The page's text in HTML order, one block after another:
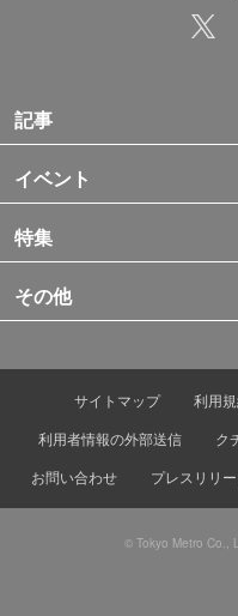
記事
イベント
特集
その他
サイトマップ 利用
利用者情報の外部送信
ク
お問い合わせ
プレスリリ
© Tokyo Metro Co.,